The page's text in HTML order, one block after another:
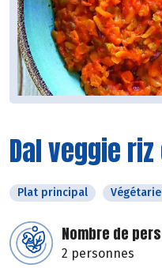
Dal veggie
Plat principal
Nombre de
2 personnes